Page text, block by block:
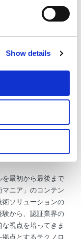
Show details
てのお客様を強
最も重要なステ
安全な認証を実
を最初から最後まで
ニア」のコンテン
ソリューションの
から、認証業界の
視点を培ってきま
点とするテクノロ